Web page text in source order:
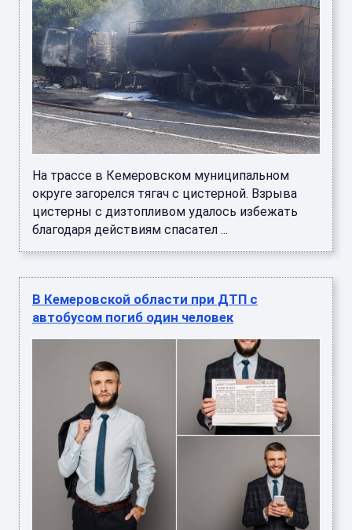
На трассе в Кемеровском муниципальном
округе загорелся тягач с цистерной. Взрыва
цистерны с дизтопливом удалось избежать
благодаря действиям спасател ...
В Кемеровской области при ДТП с
автобусом погиб один человек